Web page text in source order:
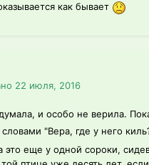
как бывает
22 июля, 2016
и особо не верила.
"Вера, где у него
это еще у одной сороки,